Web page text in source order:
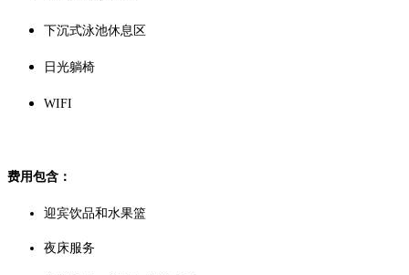
下沉式泳池休息区
日光躺椅
WIFI
费用包含：
迎宾饮品和水果篮
夜床服务